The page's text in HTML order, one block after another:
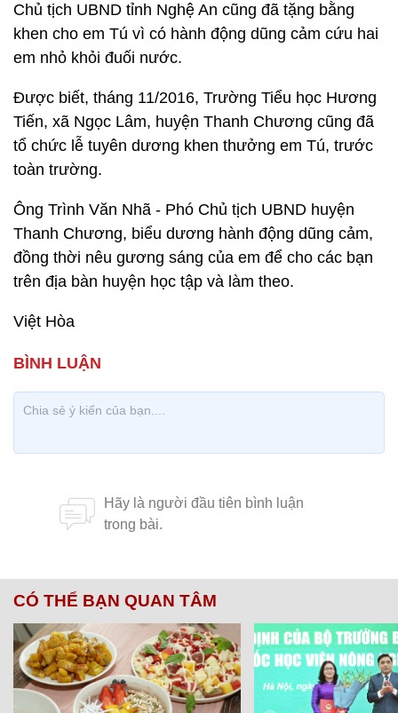
Chủ tịch UBND tỉnh Nghệ An cũng đã tặng bằng
khen cho em Tú vì có hành động dũng cảm cứu hai
em nhỏ khỏi đuối nước.
Được biết, tháng 11/2016, Trường Tiểu học Hương
Tiến, xã Ngọc Lâm, huyện Thanh Chương cũng đã
tổ chức lễ tuyên dương khen thưởng em Tú, trước
toàn trường.
Ông Trình Văn Nhã - Phó Chủ tịch UBND huyện
Thanh Chương, biểu dương hành động dũng cảm,
đồng thời nêu gương sáng của em để cho các bạn
trên địa bàn huyện học tập và làm theo.
Việt Hòa
CÓ THỂ BẠN QUAN TÂM